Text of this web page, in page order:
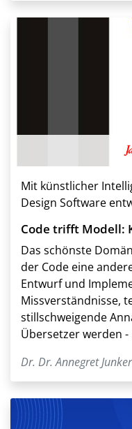
Mit künstlicher
Design Software
Code trifft Modell:
Das schönste
der Code eine
Entwurf und
Missverständnisse,
stillschweigende
Übersetzer werden -
Dr. Dr. Annegret Junker